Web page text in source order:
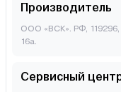
Производитель
ООО «ВСК». РФ,
16а.
Сервисный